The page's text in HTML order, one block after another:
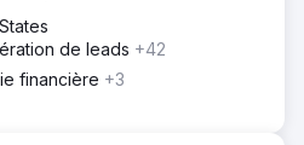
de leads +42
financière +3